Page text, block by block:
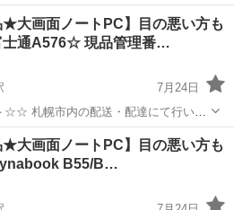
、ハーモニカ
★大画面ノートPC】目の悪い方も
通A576☆ 現品管理番…
7月24日
札幌市内の配送・配達にて行いま
トお願いいたします ★購入後の
ノートパソコン バッテリー
★大画面ノートPC】目の悪い方も
B55/B…